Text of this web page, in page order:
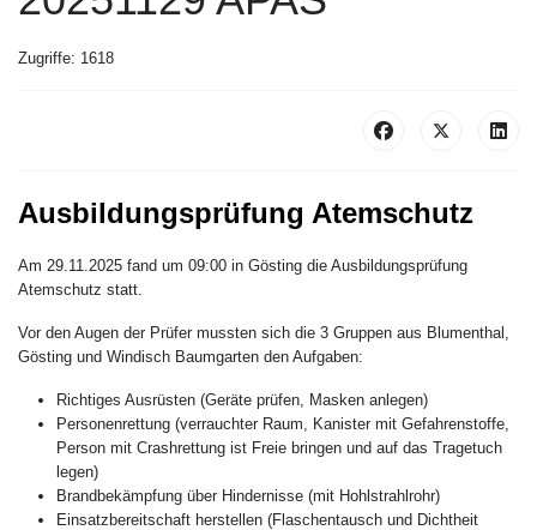
Zugriffe: 1618
Ausbildungsprüfung Atemschutz
Am 29.11.2025 fand um 09:00 in Gösting die Ausbildungsprüfung
Atemschutz statt.
Vor den Augen der Prüfer mussten sich die 3 Gruppen aus Blumenthal,
Gösting und Windisch Baumgarten den Aufgaben:
Richtiges Ausrüsten (Geräte prüfen, Masken anlegen)
Personenrettung (verrauchter Raum, Kanister mit Gefahrenstoffe,
Person mit Crashrettung ist Freie bringen und auf das Tragetuch
legen)
Brandbekämpfung über Hindernisse (mit Hohlstrahlrohr)
Einsatzbereitschaft herstellen (Flaschentausch und Dichtheit